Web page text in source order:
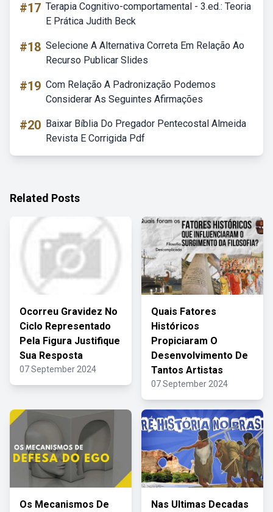
#17 Terapia Cognitivo-comportamental - 3.ed.: Teoria
E Prática Judith Beck
#18 Selecione A Alternativa Correta Em Relação Ao
Recurso Publicar Slides
#19 Com Relação A Padronização Podemos
Considerar As Seguintes Afirmações
#20 Baixar Bíblia Do Pregador Pentecostal Almeida
Revista E Corrigida Pdf
Related Posts
Ocorreu Gravidez No
Ciclo Representado
Pela Figura Justifique
Sua Resposta
07 September 2024
Quais Fatores
Históricos
Propiciaram O
Desenvolvimento De
Tantos Artistas
07 September 2024
Os Mecanismos De Nas Ultimas Decadas